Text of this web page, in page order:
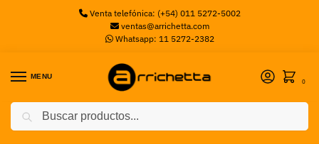
Venta telefónica: (+54) 011 5272-5002
ventas@arrichetta.com
Whatsapp: 11 5272-2382
MENU
0
Inicio Toners Fotoconductor Lexmark C53030X – 2000 Páginas 20K